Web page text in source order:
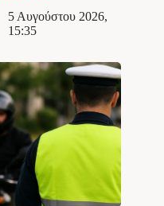
5 Αυγούστου 2026,
15:35